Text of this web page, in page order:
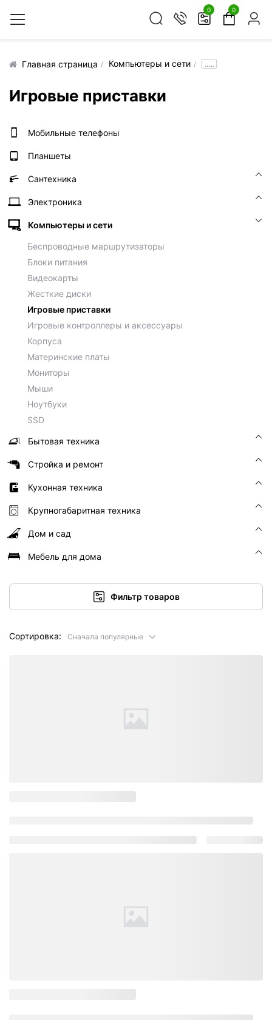
0 0
Главная страница Компьютеры и сети .....
Игровые приставки
Мобильные телефоны
Планшеты
Сантехника
Электроника
Компьютеры и сети
Беспроводные маршрутизаторы
Блоки питания
Видеокарты
Жесткие диски
Игровые приставки
Игровые контроллеры и аксессуары
Корпуса
Материнские платы
Мониторы
Мыши
Ноутбуки
SSD
Бытовая техника
Стройка и ремонт
Кухонная техника
Крупногабаритная техника
Дом и сад
Мебель для дома
Фильтр товаров
Сортировка: Сначала популярные